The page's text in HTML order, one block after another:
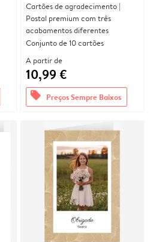
Cartões de agradecimento |
Postal premium com três
acabamentos diferentes
Conjunto de 10 cartões
A partir de
10,99 €
offers Preços Sempre Baixos